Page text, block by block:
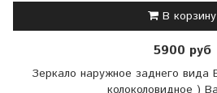
В корзину
5900 руб
Зеркало наружное заднего вида
колоколовидное )